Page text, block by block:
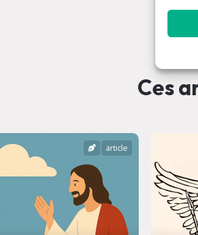
Ces
article